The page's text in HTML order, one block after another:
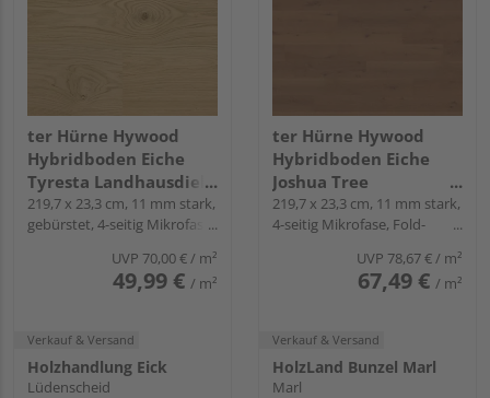
ter Hürne Hywood
Hybridboden Eiche
Tyresta Landhausdiele
lackiert ausgeglichen -
CLASSIC COLLECTION
219,7 x 23,3 cm, 11 mm stark,
gebürstet, 4-seitig Mikrofase,
UVP 70,00 €/ m²
49,99 € / m²
Verkauf & Versand
Holzhandlung Eick
Lüdenscheid
ter Hürne Hywood
Hybridboden Eiche
Joshua Tree
Landhausdiele lackiert
extramatt natürlich -
CLASSIC COLLECTION
219,7 x 23,3 cm, 11 mm stark,
4-seitig Mikrofase, Fold-
UVP 78,67 €/ m²
67,49 € / m²
Verkauf & Versand
HolzLand Bunzel Marl
Marl